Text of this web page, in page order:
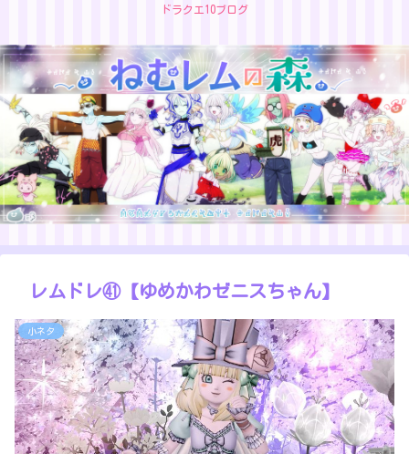
ドラクエ10ブログ
レムドレ㊶【ゆめかわゼニスちゃん】
小ネタ